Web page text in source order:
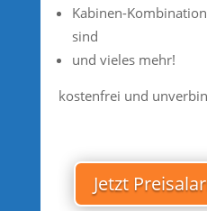
Kabinen-
sind
und vieles mehr!
kostenfrei und
Jetzt